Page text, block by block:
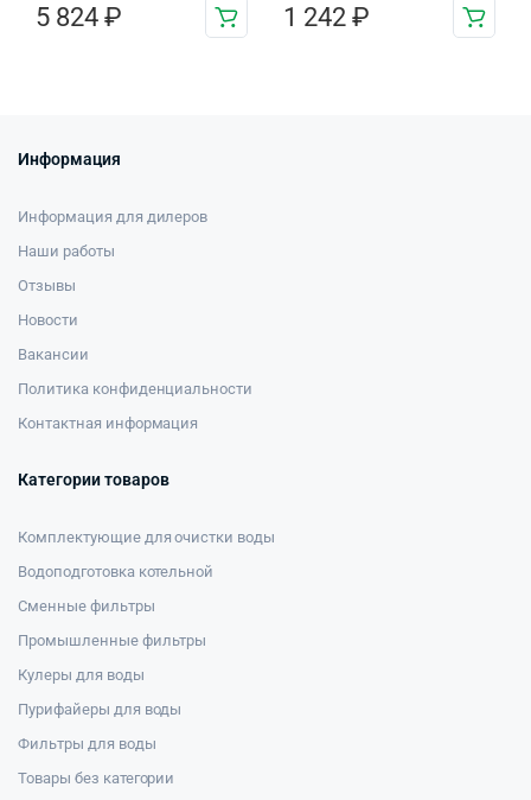
5 824 ₽ 1 242 ₽
Информация
Информация для дилеров
Наши работы
Отзывы
Новости
Вакансии
Политика конфиденциальности
Контактная информация
Категории товаров
Комплектующие для очистки воды
Водоподготовка котельной
Сменные фильтры
Промышленные фильтры
Кулеры для воды
Пурифайеры для воды
Фильтры для воды
Товары без категории